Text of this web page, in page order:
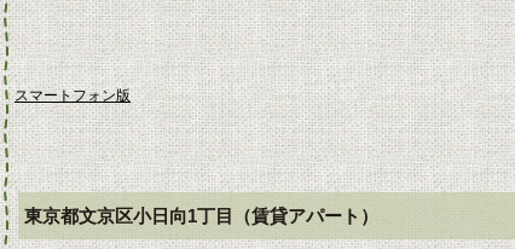
スマートフォン版
東京都文京区小日向1丁目（賃貸アパート）